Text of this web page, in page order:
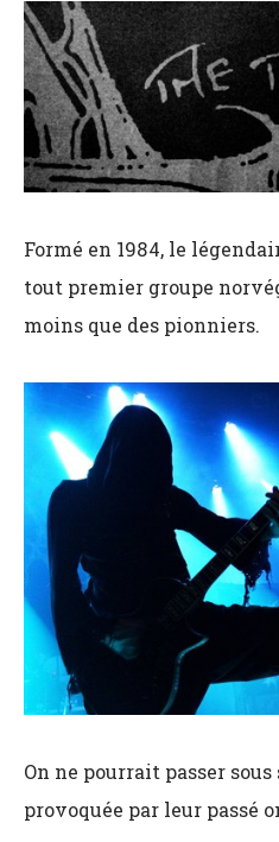
Formé en 1984, le
tout premier groupe
moins que des pionniers.
On ne pourrait passer
provoquée par leur passé